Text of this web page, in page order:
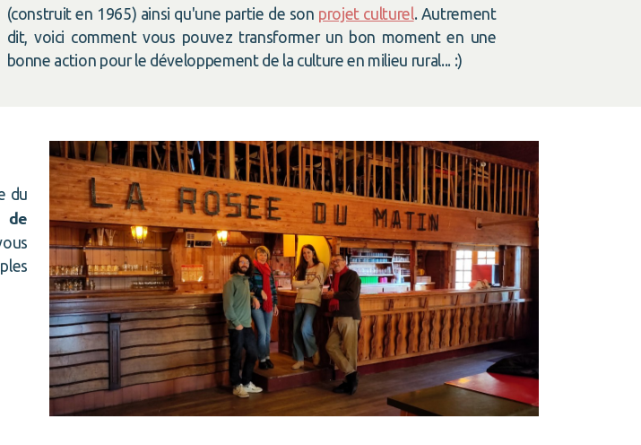
(construit en 1965) ainsi qu'une partie de son projet culturel . Autrement
dit, voici comment vous pouvez transformer un bon moment en une
bonne action pour le développement de la culture en milieu rural... :)
du
de